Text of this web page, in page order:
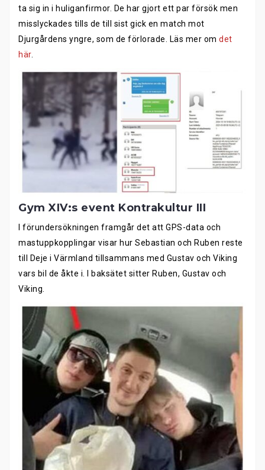
ta sig in i huliganfirmor. De har gjort ett par försök men
misslyckades tills de till sist gick en match mot
Djurgårdens yngre, som de förlorade. Läs mer om det
här.
Gym XIV:s event Kontrakultur III
I förundersökningen framgår det att GPS-data och
mastuppkopplingar visar hur Sebastian och Ruben reste
till Deje i Värmland tillsammans med Gustav och Viking
vars bil de åkte i. I baksätet sitter Ruben, Gustav och
Viking.